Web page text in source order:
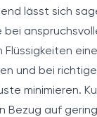
lässt sich
bei
und bei
minimieren.
Bezug auf